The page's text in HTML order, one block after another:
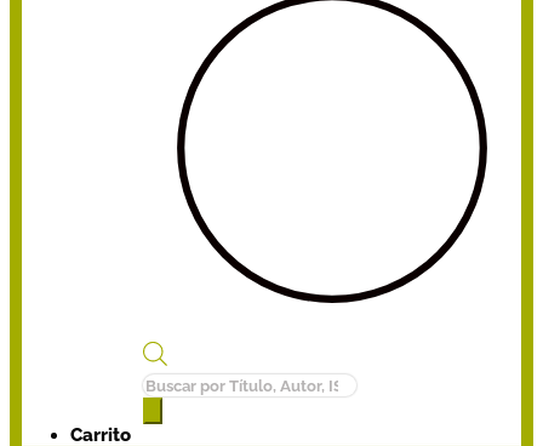
Búsqueda
de
productos
Carrito